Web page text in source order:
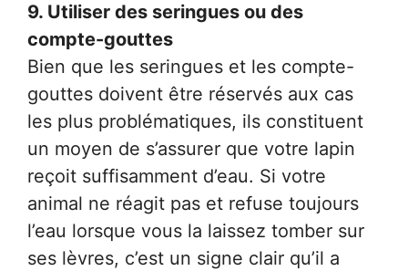
9. Utiliser des seringues ou des
compte-gouttes
Bien que les seringues et les compte-
gouttes doivent être réservés aux cas
les plus problématiques, ils constituent
un moyen de s’assurer que votre lapin
reçoit suffisamment d’eau. Si votre
animal ne réagit pas et refuse toujours
l’eau lorsque vous la laissez tomber sur
ses lèvres, c’est un signe clair qu’il a